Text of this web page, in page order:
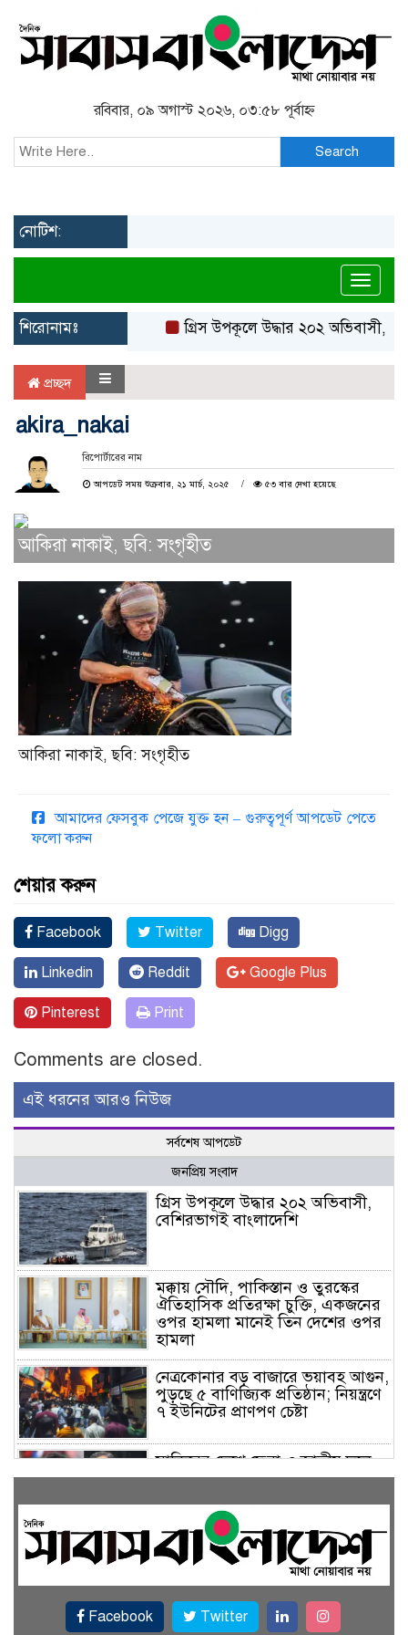
রবিবার, ০৯ অগাস্ট ২০২৬, ০৩:৫৮ পূর্বাহ্ন
Search
নোটিশ:
শিরোনামঃ গ্রিস উপকূলে উদ্ধার ২০২ অভিবাসী,
প্রচ্ছদ
akira_nakai
রিপোর্টারের নাম
আপডেট সময় শুক্রবার, ২১ মার্চ, ২০২৫ ৫৩ বার দেখা হয়েছে
আকিরা নাকাই, ছবি: সংগৃহীত
আকিরা নাকাই, ছবি: সংগৃহীত
আমাদের ফেসবুক পেজে যুক্ত হন – গুরুত্বপূর্ণ আপডেট পেতে
ফলো করুন
শেয়ার করুন
Facebook Twitter Digg
Linkedin Reddit Google Plus
Pinterest Print
Comments are closed.
এই ধরনের আরও নিউজ
সর্বশেষ আপডেট
জনপ্রিয় সংবাদ
গ্রিস উপকূলে উদ্ধার ২০২ অভিবাসী,
বেশিরভাগই বাংলাদেশি
মক্কায় সৌদি, পাকিস্তান ও তুরস্কের
ঐতিহাসিক প্রতিরক্ষা চুক্তি, একজনের
ওপর হামলা মানেই তিন দেশের ওপর
হামলা
নেত্রকোনার বড় বাজারে ভয়াবহ আগুন,
পুড়ছে ৫ বাণিজ্যিক প্রতিষ্ঠান; নিয়ন্ত্রণে
৭ ইউনিটের প্রাণপণ চেষ্টা
সাকিবের দেশে ফেরা ও জাতীয় দলে
ফেরার সম্ভাবনা নেই, ইঙ্গিত ক্রীড়া
ফেসবুকে যুক্ত হলো বিকাশ, সহজ
হলো ডিজিটাল পেমেন্ট
বৃষ্টি উপেক্ষা করে ‘জুলাই গণঅভ্যুত্থান
Facebook Twitter